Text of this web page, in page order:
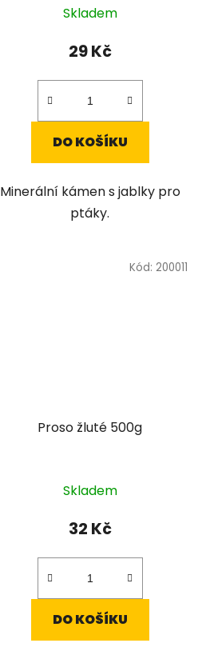
Skladem
29 Kč
DO KOŠÍKU
Minerální kámen s jablky pro
ptáky.
Proso žluté 500g
Skladem
32 Kč
DO KOŠÍKU
Kód: 200011